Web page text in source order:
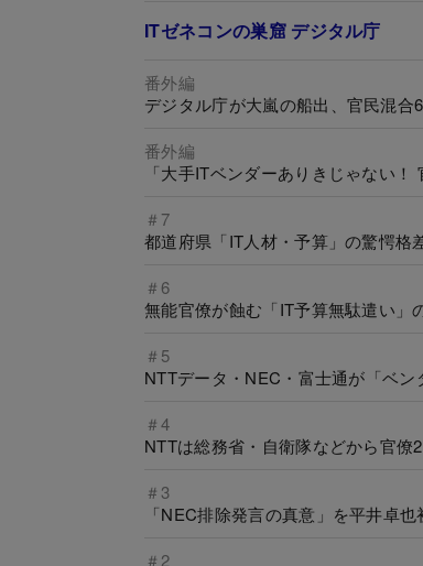
ITゼネコンの巣窟 デジタル庁
番外編
デジタル庁が大嵐の船出、官民混
番外編
「大手ITベンダーありきじゃない
＃7
都道府県「IT人材・予算」の驚愕格
＃6
無能官僚が蝕む「IT予算無駄遣い」
＃5
NTTデータ・NEC・富士通が「ベ
＃4
NTTは総務省・自衛隊などから官
＃3
「NEC排除発言の真意」を平井卓
＃2